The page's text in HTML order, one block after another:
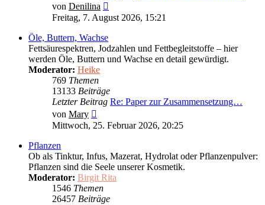
von Denilina
Beitrag
Freitag, 7. August 2026, 15:21
Öle, Buttern, Wachse
Fettsäurespektren, Jodzahlen und Fettbegleitstoffe – hier
werden Öle, Buttern und Wachse en detail gewürdigt.
Moderator: Heike
769 Themen
13133 Beiträge
Letzter Beitrag Re: Paper zur Zusammensetzung…
von Mary
Beitrag
Mittwoch, 25. Februar 2026, 20:25
Pflanzen
Ob als Tinktur, Infus, Mazerat, Hydrolat oder Pflanzenpulver:
Pflanzen sind die Seele unserer Kosmetik.
Moderator: Birgit Rita
1546 Themen
26457 Beiträge